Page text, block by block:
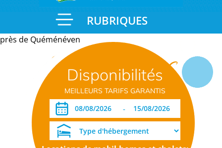
RUBRIQUES
Disponibilités
MEILLEURS TARIFS GARANTIS
-
près de Quéménéven
Informations
pratiques